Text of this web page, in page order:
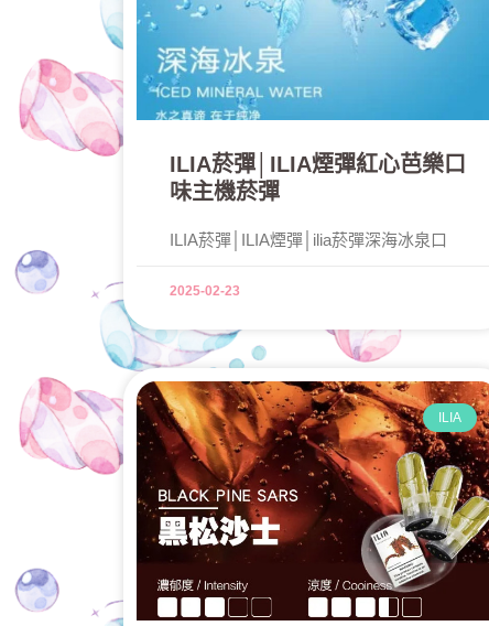
ILIA菸彈│ILIA煙彈紅心芭樂口
味主機菸彈
ILIA菸彈│ILIA煙彈│ilia菸彈深海冰泉口
2025-02-23
ILIA